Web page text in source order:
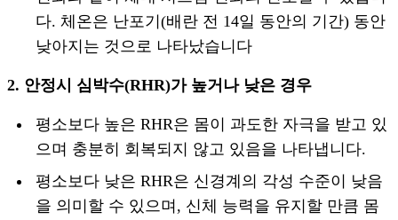
다. 체온은 난포기(배란 전 14일 동안의 기간) 동안
낮아지는 것으로 나타났습니다
2. 안정시 심박수(RHR)가 높거나 낮은 경우
평소보다 높은 RHR은 몸이 과도한 자극을 받고 있
으며 충분히 회복되지 않고 있음을 나타냅니다.
평소보다 낮은 RHR은 신경계의 각성 수준이 낮음
을 의미할 수 있으며, 신체 능력을 유지할 만큼 몸